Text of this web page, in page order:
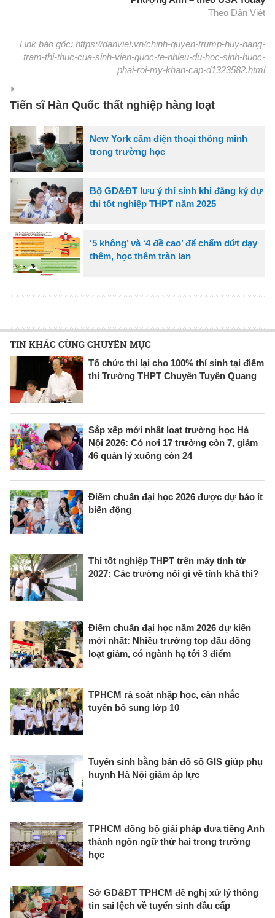
Theo Dân Việt
Link báo gốc: https://danviet.vn/chinh-quyen-trump-huy-hang-
tram-thi-thuc-cua-sinh-vien-quoc-te-nhieu-du-hoc-sinh-buoc-
phai-roi-my-khan-cap-d1323582.html
Tiến sĩ Hàn Quốc thất nghiệp hàng loạt
New York cấm điện thoại thông minh
trong trường học
Bộ GD&ĐT lưu ý thí sinh khi đăng ký dự
thi tốt nghiệp THPT năm 2025
‘5 không’ và ‘4 đề cao’ để chấm dứt dạy
thêm, học thêm tràn lan
TIN KHÁC CÙNG CHUYÊN MỤC
Tổ chức thi lại cho 100% thí sinh tại điểm
thi Trường THPT Chuyên Tuyên Quang
Sắp xếp mới nhất loạt trường học Hà
Nội 2026: Có nơi 17 trường còn 7, giảm
46 quản lý xuống còn 24
Điểm chuẩn đại học 2026 được dự báo ít
biến động
Thi tốt nghiệp THPT trên máy tính từ
2027: Các trường nói gì về tính khả thi?
Điểm chuẩn đại học năm 2026 dự kiến
mới nhất: Nhiều trường top đầu đồng
loạt giảm, có ngành hạ tới 3 điểm
TPHCM rà soát nhập học, cân nhắc
tuyển bổ sung lớp 10
Tuyển sinh bằng bản đồ số GIS giúp phụ
huynh Hà Nội giảm áp lực
TPHCM đồng bộ giải pháp đưa tiếng Anh
thành ngôn ngữ thứ hai trong trường
học
Sở GD&ĐT TPHCM đề nghị xử lý thông
tin sai lệch về tuyển sinh đầu cấp